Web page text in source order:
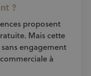
?
proposent
Mais cette
engagement
à